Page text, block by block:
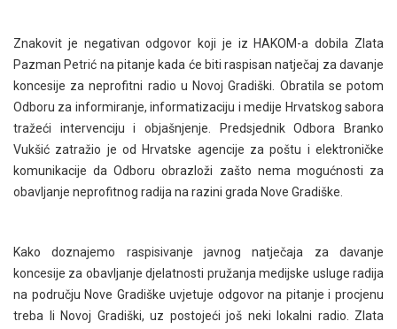
Znakovit je negativan odgovor koji je iz HAKOM-a dobila Zlata
Pazman Petrić na pitanje kada će biti raspisan natječaj za davanje
koncesije za neprofitni radio u Novoj Gradiški. Obratila se potom
Odboru za informiranje, informatizaciju i medije Hrvatskog sabora
tražeći intervenciju i objašnjenje. Predsjednik Odbora Branko
Vukšić zatražio je od Hrvatske agencije za poštu i elektroničke
komunikacije da Odboru obrazloži zašto nema mogućnosti za
obavljanje neprofitnog radija na razini grada Nove Gradiške.
Kako doznajemo raspisivanje javnog natječaja za davanje
koncesije za obavljanje djelatnosti pružanja medijske usluge radija
na području Nove Gradiške uvjetuje odgovor na pitanje i procjenu
treba li Novoj Gradiški, uz postojeći još neki lokalni radio. Zlata